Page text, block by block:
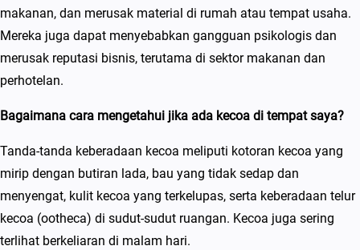
makanan, dan merusak material di rumah atau tempat usaha.
Mereka juga dapat menyebabkan gangguan psikologis dan
merusak reputasi bisnis, terutama di sektor makanan dan
perhotelan.
Bagaimana cara mengetahui jika ada kecoa di tempat saya?
Tanda-tanda keberadaan kecoa meliputi kotoran kecoa yang
mirip dengan butiran lada, bau yang tidak sedap dan
menyengat, kulit kecoa yang terkelupas, serta keberadaan telur
kecoa (ootheca) di sudut-sudut ruangan. Kecoa juga sering
terlihat berkeliaran di malam hari.